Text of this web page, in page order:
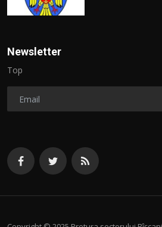
Newsletter
Top